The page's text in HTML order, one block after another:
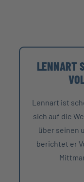
LENNART
Lennart ist
sich auf die
über seinen
berichtet er